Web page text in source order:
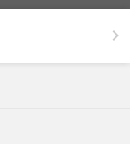
keyboard_arrow_right